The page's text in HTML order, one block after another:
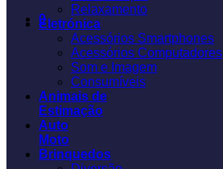
0
Relaxamento
Eletrónica
Acessórios Smartphones
Acessórios Computadores
Som e Imagem
Consumíveis
Animais de
Estimação
Auto
Moto
Brinquedos